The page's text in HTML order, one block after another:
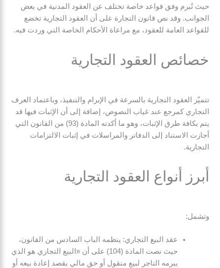
حيث تُبرم وفق قواعد خاصة تختلف عن العقود المدنية في بعض
الجوانب. وقد نص قانون التجارة على أن العقود التجارية تخضع
للقواعد العامة للعقود، مع مراعاة الأحكام الخاصة التي وردت فيه.
خصائص العقود التجارية
تتميّز العقود التجارية بالسرعة في الإبرام والتنفيذ، وباعتماد العرف
التجاري كمرجع عند غياب النصوص، إضافة إلى أن الإثبات فيها قد
يتم بكافة طرق الإثبات، وهو ما أكدته المادة (93) من القانون التي
أجازت الاستناد إلى الدفاتر والمراسلات في إثبات الالتزامات
التجارية.
أبرز أنواع العقود التجارية
وتشمل:
عقد البيع التجاري: ينظمه الباب السادس من القانون،
حيث نصت المادة (104) على أن «البيع التجاري هو الذي
يبرمه التاجر لبيع منقول أو حق مالي بقصد إعادة بيعه أو